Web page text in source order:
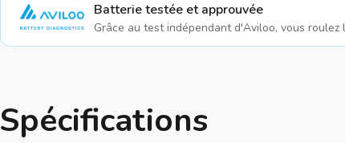
Batterie testée et approuvée
Grâce au test indépendant d'Aviloo, vous roulez
Spécifications